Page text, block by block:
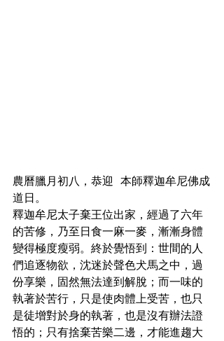
農曆臘月初八，恭迎  本師釋迦牟尼佛成
道日。
釋迦牟尼太子棄王位出家，經過了六年
的苦修，乃至日食一麻一麥，漸漸身體
變得極度瘦弱。終於覺悟到：世間的人
們追逐物欲，沈迷於聲色犬馬之中，過
份享樂，固然無法達到解脫；而一味的
執著於苦行，只是使肉體上受苦，也只
是徒增對於身的執著，也是沒有辦法證
悟的；只有捨棄苦樂二邊，才能進趨大